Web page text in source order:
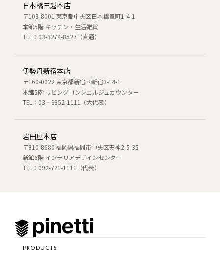
日本橋三越本店
〒103-8001 東京都中央区日本橋室町1-4-1
本館5階 キッチン・生活雑貨
TEL：03-3274-8527（直通）
伊勢丹新宿本店
〒160-0022 東京都新宿区新宿3-14-1
本館5階 リビングコンシェルジュカウンター
TEL：03‐3352-1111（大代表）
岩田屋本店
〒810-8680 福岡県福岡市中央区天神2-5-35
新館6階 インテリアデザインセンター
TEL：092-721-1111（代表）
PRODUCTS